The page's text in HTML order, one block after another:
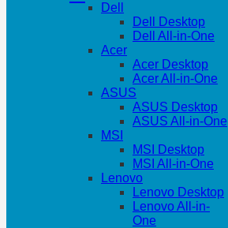
Dell
Dell Desktop
Dell All-in-One
Acer
Acer Desktop
Acer All-in-One
ASUS
ASUS Desktop
ASUS All-in-One
MSI
MSI Desktop
MSI All-in-One
Lenovo
Lenovo Desktop
Lenovo All-in-
One